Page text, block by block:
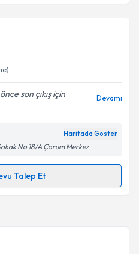
posta ile bilgilendireceğiz.
kabul ediyorum.
Gönder
son çıkış için
Devamı
Haritada Göster
No 18/A Çorum Merkez
Talep Et
ile bilgilendireceğiz.